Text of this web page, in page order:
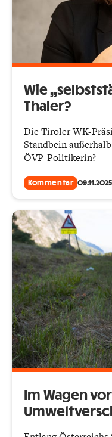
Wie
Thaler?
Die Tiroler WK-
Standbein
ÖVP-Politikerin?
Kommentar 09.11.2025
Im Wagen